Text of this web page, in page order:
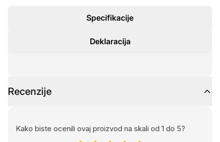
Specifikacije
Deklaracija
Recenzije
Kako biste ocenili ovaj proizvod na skali od 1 do 5?